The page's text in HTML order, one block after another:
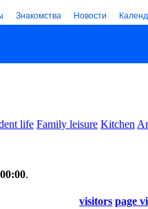
Знакомства Новости
life Family leisure Kitchen
.
visitors page